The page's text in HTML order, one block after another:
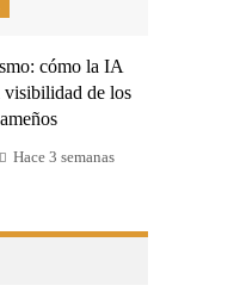
cómo la IA
visibilidad de los
Hace 3 semanas